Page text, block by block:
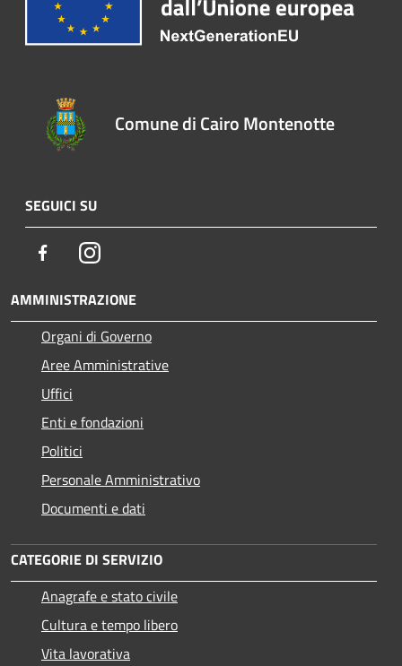
Comune di Cairo Montenotte
SEGUICI SU
FacebookInstagram
AMMINISTRAZIONE
Organi di Governo
Aree Amministrative
Uffici
Enti e fondazioni
Politici
Personale Amministrativo
Documenti e dati
CATEGORIE DI SERVIZIO
Anagrafe e stato civile
Cultura e tempo libero
Vita lavorativa